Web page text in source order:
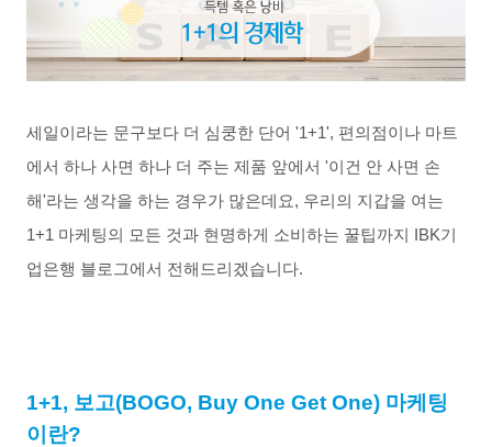
세일이라는 문구보다 더 심쿵한 단어 '1+1', 편의점이나 마트
에서 하나 사면 하나 더 주는 제품 앞에서 '이건 안 사면 손
해'라는 생각을 하는 경우가 많은데요, 우리의 지갑을 여는
1+1 마케팅의 모든 것과 현명하게 소비하는 꿀팁까지 IBK기
업은행 블로그에서 전해드리겠습니다.
1+1, 보고(BOGO, Buy One Get One) 마케팅
이란?